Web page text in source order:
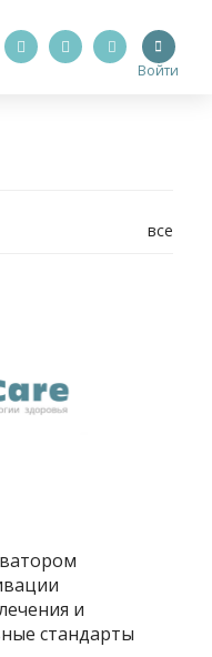
Войти
все
и
стандарты